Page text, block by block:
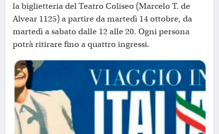
la biglietteria del Teatro Coliseo (Marcelo T. de
Alvear 1125) a partire da martedì 14 ottobre, da
martedì a sabato dalle 12 alle 20. Ogni persona
potrà ritirare fino a quattro ingressi.